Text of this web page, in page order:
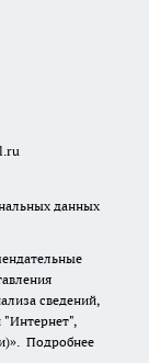
данных
сведений,
"Интернет",
Подробнее